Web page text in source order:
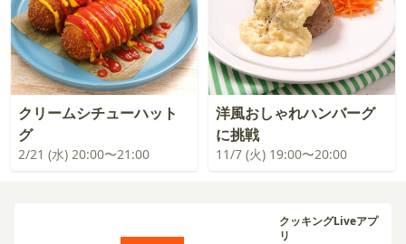
クリームシチューハット
グ
2/21 (水) 20:00〜21:00
洋風おしゃれハンバーグ
に挑戦
11/7 (火) 19:00〜20:00
クッキングLiveアプ
リ